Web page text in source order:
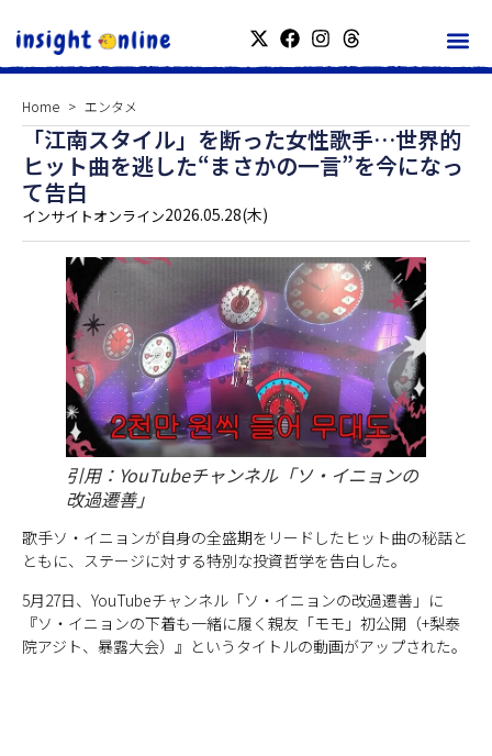
Home エンタメ
「江南スタイル」を断った女性歌手…世界的
ヒット曲を逃した“まさかの一言”を今になっ
て告白
インサイトオンライン2026.05.28(木)
引用：YouTubeチャンネル「ソ・イニョンの
改過遷善」
歌手ソ・イニョンが自身の全盛期をリードしたヒット曲の秘話と
ともに、ステージに対する特別な投資哲学を告白した。
5月27日、YouTubeチャンネル「ソ・イニョンの改過遷善」に
『ソ・イニョンの下着も一緒に履く親友「モモ」初公開（+梨泰
院アジト、暴露大会）』というタイトルの動画がアップされた。